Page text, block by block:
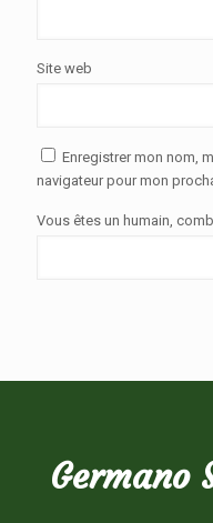
Site web
Enregistrer mon nom,
navigateur pour mon
Vous êtes un humain,
Germano